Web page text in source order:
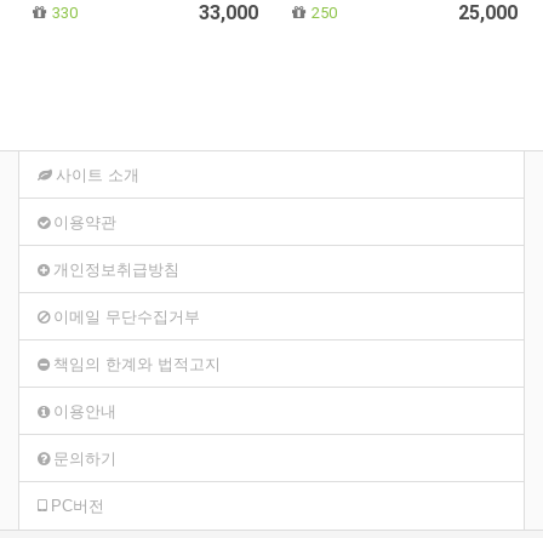
330
33,000
250
25,000
사이트 소개
이용약관
개인정보취급방침
이메일 무단수집거부
책임의 한계와 법적고지
이용안내
문의하기
PC버전